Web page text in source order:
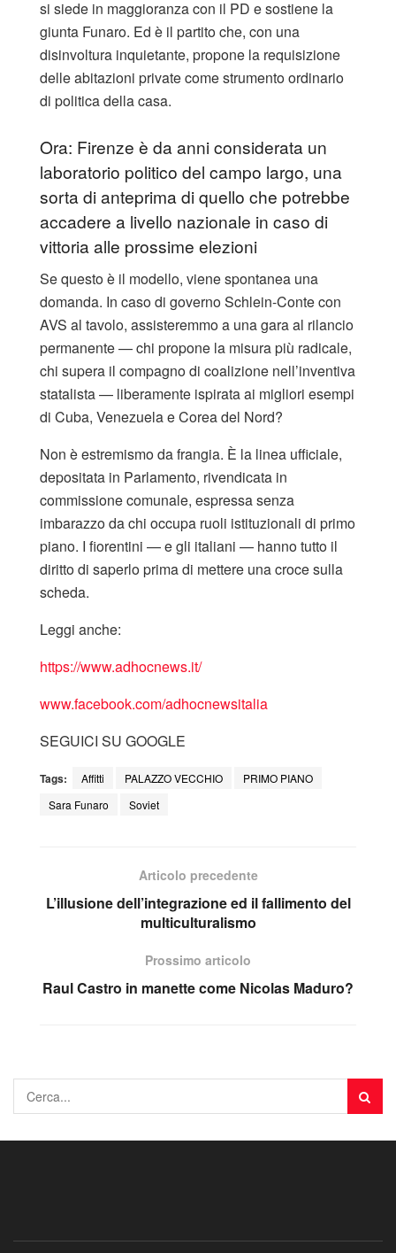
si siede in maggioranza con il PD e sostiene la
giunta Funaro. Ed è il partito che, con una
disinvoltura inquietante, propone la requisizione
delle abitazioni private come strumento ordinario
di politica della casa.
Ora: Firenze è da anni considerata un
laboratorio politico del campo largo, una
sorta di anteprima di quello che potrebbe
accadere a livello nazionale in caso di
vittoria alle prossime elezioni
Se questo è il modello, viene spontanea una
domanda. In caso di governo Schlein-Conte con
AVS al tavolo, assisteremmo a una gara al rilancio
permanente — chi propone la misura più radicale,
chi supera il compagno di coalizione nell’inventiva
statalista — liberamente ispirata ai migliori esempi
di Cuba, Venezuela e Corea del Nord?
Non è estremismo da frangia. È la linea ufficiale,
depositata in Parlamento, rivendicata in
commissione comunale, espressa senza
imbarazzo da chi occupa ruoli istituzionali di primo
piano. I fiorentini — e gli italiani — hanno tutto il
diritto di saperlo prima di mettere una croce sulla
scheda.
Leggi anche:
https://www.adhocnews.it/
www.facebook.com/adhocnewsitalia
SEGUICI SU GOOGLE
Tags: Affitti PALAZZO VECCHIO
PRIMO PIANO
Sara Funaro
Soviet
Articolo precedente
L’illusione dell’integrazione ed il fallimento del
multiculturalismo
Prossimo articolo
Raul Castro in manette come Nicolas Maduro?